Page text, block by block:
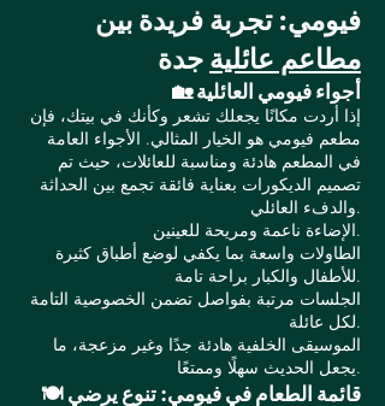
فيومي: تجربة فريدة بين
مطاعم عائلية جدة
🏡 أجواء فيومي العائلية
إذا أردت مكانًا يجعلك تشعر وكأنك في بيتك، فإن
مطعم فيومي هو الخيار المثالي. الأجواء العامة
في المطعم هادئة ومناسبة للعائلات، حيث تم
تصميم الديكورات بعناية فائقة تجمع بين الحداثة
والدفء العائلي.
الإضاءة ناعمة ومريحة للعينين.
الطاولات واسعة بما يكفي لوضع أطباق كثيرة
للأطفال والكبار براحة تامة.
الجلسات مرتبة بفواصل تضمن الخصوصية التامة
لكل عائلة.
الموسيقى الخلفية هادئة جدًا وغير مزعجة، ما
يجعل الحديث سهلًا وممتعًا.
🍽️ قائمة الطعام في فيومي: تنوع يرضي